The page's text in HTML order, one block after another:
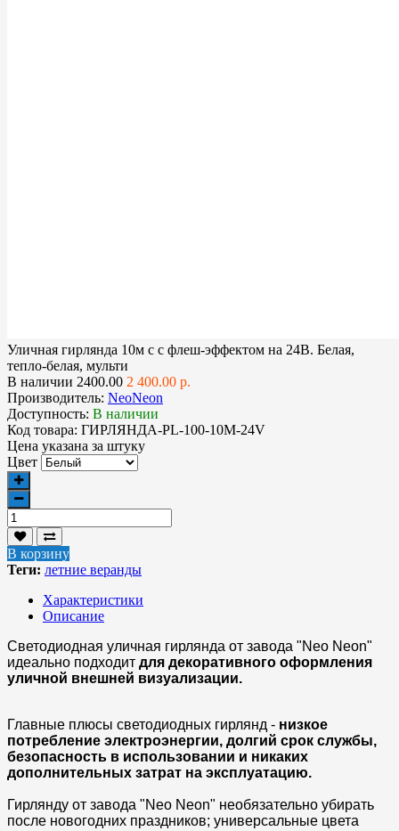
Уличная гирлянда 10м с с флеш-эффектом на 24В. Белая,
тепло-белая, мульти
В наличии 2400.00 2 400.00 р.
Производитель: NeoNeon
Доступность: В наличии
Код товара: ГИРЛЯНДА-PL-100-10M-24V
Цена указана за штуку
Цвет
В корзину
Теги: летние веранды
Характеристики
Описание
Светодиодная уличная гирлянда от завода "Neo Neon"
идеально подходит для декоративного оформления
уличной внешней визуализации.
Главные плюсы светодиодных гирлянд - низкое
потребление электроэнергии, долгий срок службы,
безопасность в использовании и никаких
дополнительных затрат на эксплуатацию.
Гирлянду от завода "Neo Neon" необязательно убирать
после новогодних праздников; универсальные цвета